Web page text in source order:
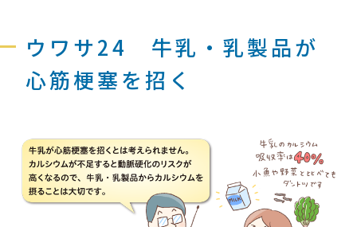
ウワサ24 牛乳・乳製品が
心筋梗塞を招く